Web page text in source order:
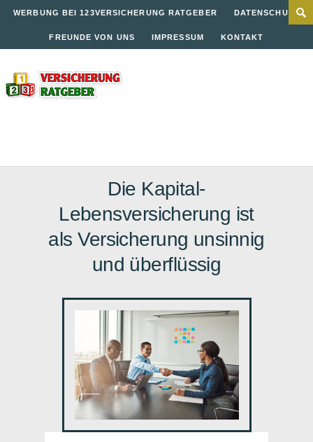
WERBUNG BEI 123VERSICHERUNG RATGEBER DATENSCHUTZ
FREUNDE VON UNS IMPRESSUM KONTAKT
Die Kapital-
Lebensversicherung ist
als Versicherung unsinnig
und überflüssig